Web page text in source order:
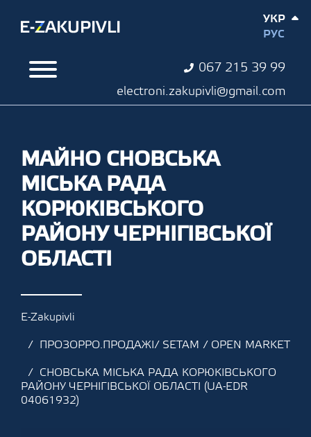
067 215 39 99
electroni.zakupivli@gmail.com
УКР
РУС
МАЙНО СНОВСЬКА
МІСЬКА РАДА
КОРЮКІВСЬКОГО
РАЙОНУ ЧЕРНІГІВСЬКОЇ
ОБЛАСТІ
E-Zakupivli
ПРОЗОРРО.ПРОДАЖІ/ SETAM / OPEN MARKET
СНОВСЬКА МІСЬКА РАДА КОРЮКІВСЬКОГО
РАЙОНУ ЧЕРНІГІВСЬКОЇ ОБЛАСТІ (UA-EDR
04061932)